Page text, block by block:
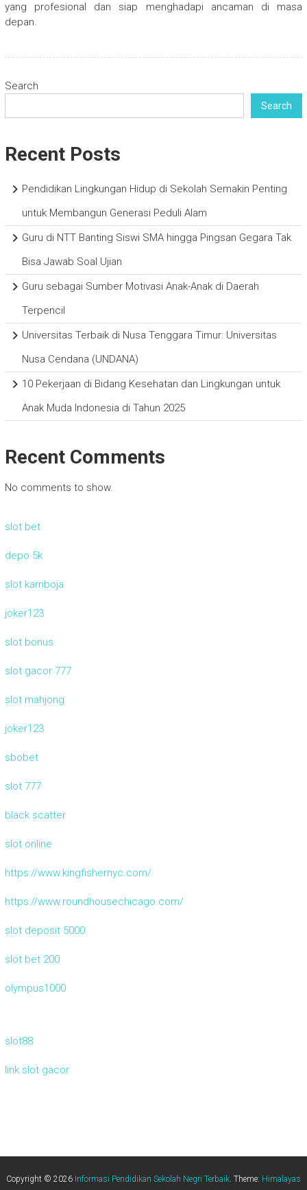
yang profesional dan siap menghadapi ancaman di masa
depan.
Search
Search
Recent Posts
Pendidikan Lingkungan Hidup di Sekolah Semakin Penting
untuk Membangun Generasi Peduli Alam
Guru di NTT Banting Siswi SMA hingga Pingsan Gegara Tak
Bisa Jawab Soal Ujian
Guru sebagai Sumber Motivasi Anak-Anak di Daerah
Terpencil
Universitas Terbaik di Nusa Tenggara Timur: Universitas
Nusa Cendana (UNDANA)
10 Pekerjaan di Bidang Kesehatan dan Lingkungan untuk
Anak Muda Indonesia di Tahun 2025
Recent Comments
No comments to show.
slot bet
depo 5k
slot kamboja
joker123
slot bonus
slot gacor 777
slot mahjong
joker123
sbobet
slot 777
black scatter
slot online
https://www.kingfishernyc.com/
https://www.roundhousechicago.com/
slot deposit 5000
slot bet 200
olympus1000
slot88
link slot gacor
Copyright © 2026 Informasi Pendidikan Sekolah Negri Terbaik. Theme: Himalayas